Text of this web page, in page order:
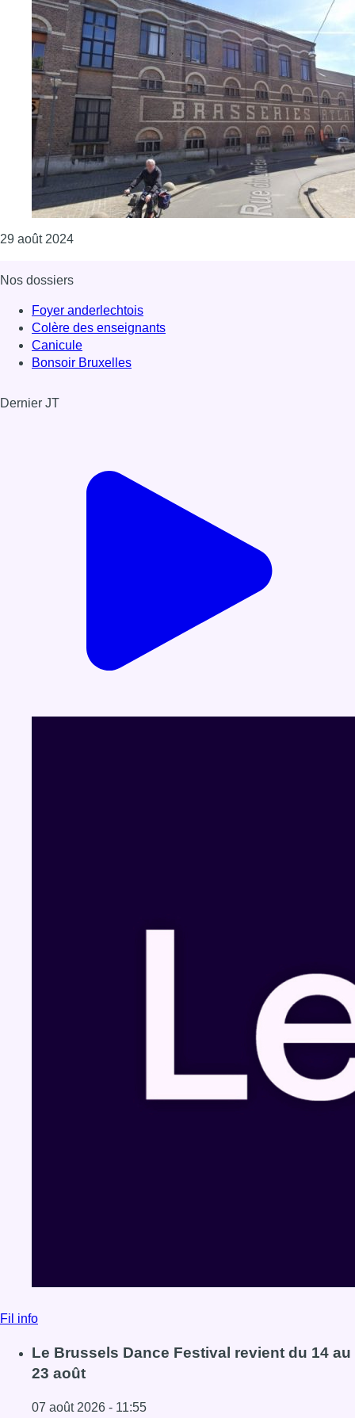
29 août 2024Consulter l'article "Trois balades et une soirée
Nos dossiers
Foyer anderlechtois
Colère des enseignants
Canicule
Bonsoir Bruxelles
Dernier JT
Fil info
Le Brussels Dance Festival revient du 14 au
23 août
07 août 2026 - 11:55